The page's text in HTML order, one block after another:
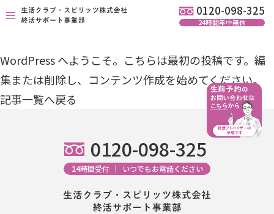
0120-098-325
24時間年中無休
お葬式プラン
WordPress へようこそ。こちらは最初の投稿です。編
集または削除し、コンテンツ作成を始めてください。
記事一覧へ戻る
0120-098-325
24時間受付 いつでもお電話ください